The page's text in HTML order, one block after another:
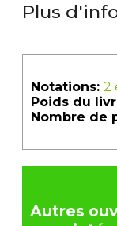
Plus
Notations: 2
Poids du
Nombre de
Autres